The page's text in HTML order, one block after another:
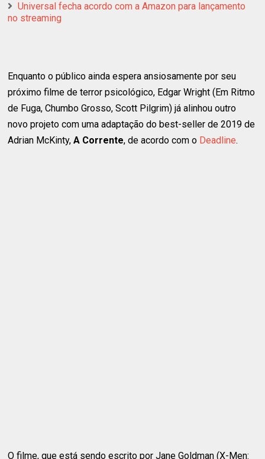
Universal fecha acordo com a Amazon para lançamento
no streaming
Enquanto o público ainda espera ansiosamente por seu
próximo filme de terror psicológico, Edgar Wright (Em Ritmo
de Fuga, Chumbo Grosso, Scott Pilgrim) já alinhou outro
novo projeto com uma adaptação do best-seller de 2019 de
Adrian McKinty,A Corrente, de acordo com o Deadline.
O filme, que está sendo escrito por Jane Goldman (X-Men: